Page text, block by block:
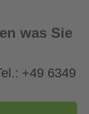
was Sie
+49 6349